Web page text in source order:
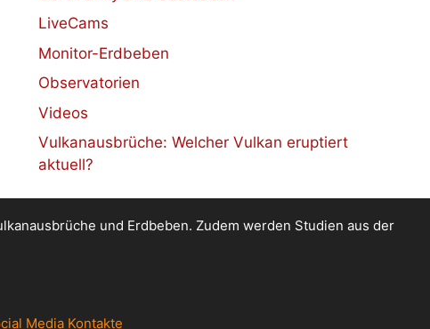
LiveCams
Monitor-Erdbeben
Observatorien
Videos
Vulkanausbrüche: Welcher Vulkan eruptiert
aktuell?
und Erdbeben. Zudem werden Studien aus der
Media Kontakte